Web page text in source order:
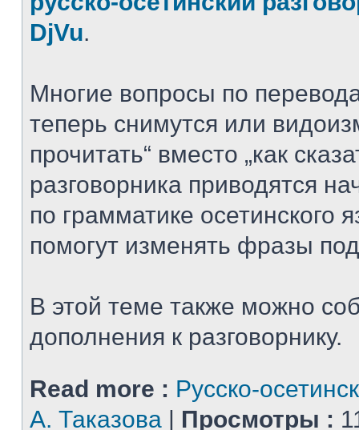
DjVu.
Многие вопросы по
теперь снимутся или
прочитать“ вместо „как
разговорника приводятся
по грамматике осетинского
помогут изменять фразы
В этой теме также можно
дополнения к разговорнику.
Read more : Русско-
А. Таказова | Просмотры :